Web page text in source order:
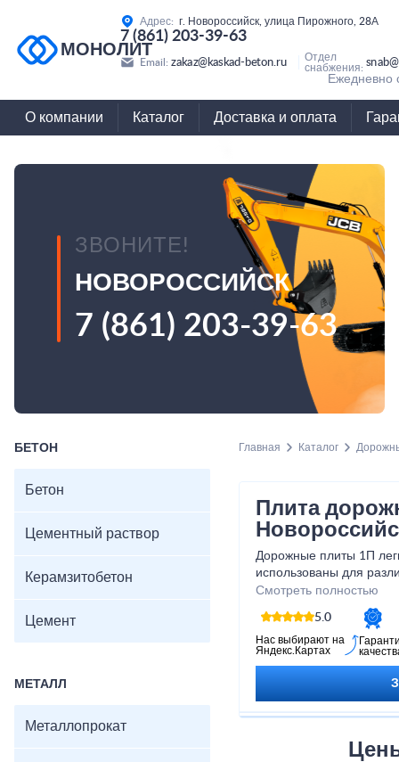
МОНОЛИТ
Адрес: г. Новороссийск, улица Пирожного, 28А
7 (861) 203-39-63
Email: zakaz@kaskad-beton.ru
Отдел
снабжения:
Ежедневно
О компании Каталог Доставка и оплата
ЗВОНИТЕ!
НОВОРОССИЙСК
7 (861) 203-39-63
БЕТОН
Бетон
Цементный раствор
Керамзитобетон
Цемент
МЕТАЛЛ
Металлопрокат
Главная Каталог
Плита
Дорожные плиты 1П
использованы для
временных дорог до
Приобретая наши
надежное и
Обратитесь к нашим
больше о нашей
Смотреть полностью
5.0
Нас выбирают на
Яндекс.Картах